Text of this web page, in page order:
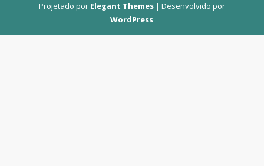
Projetado por Elegant Themes| Desenvolvido por
WordPress